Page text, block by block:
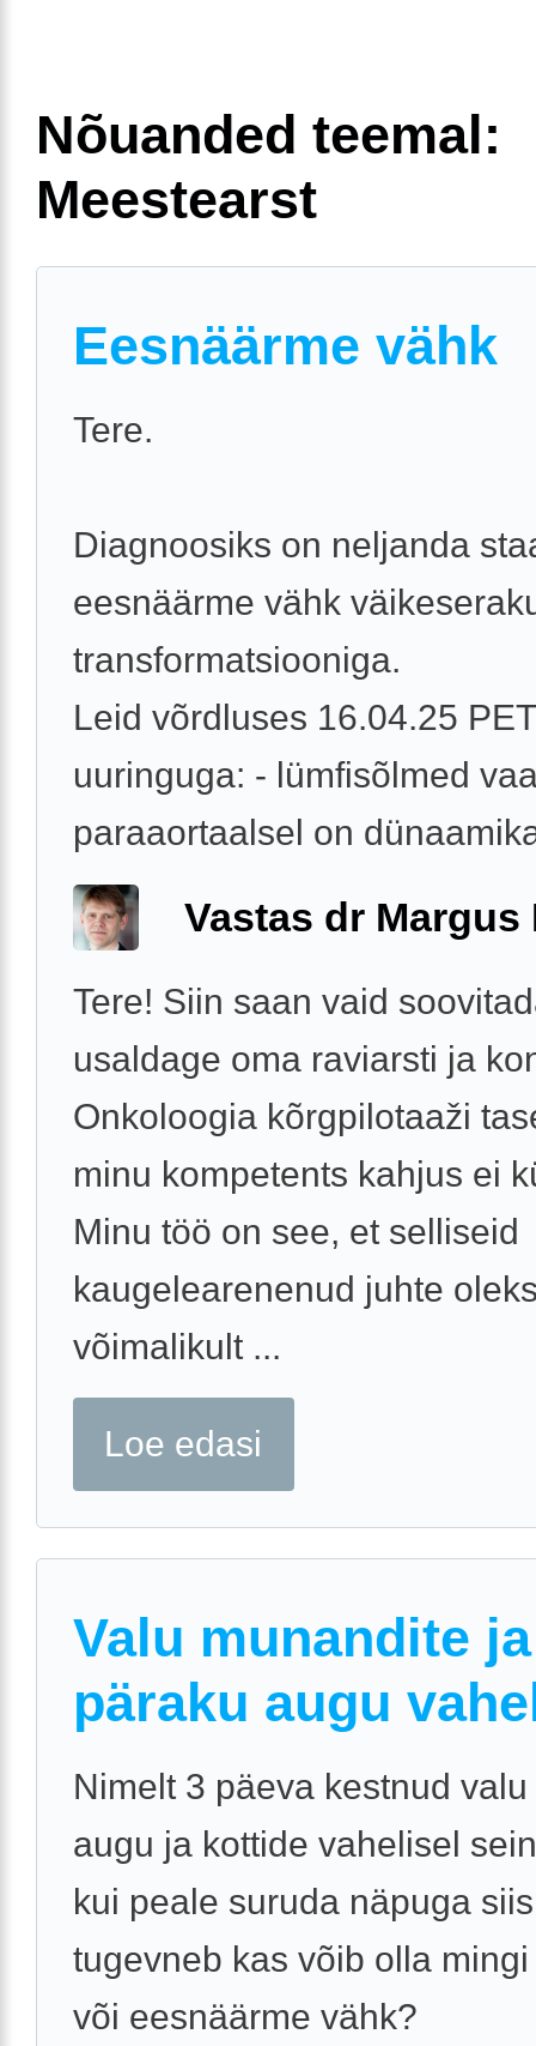
Nõuanded teemal:
Meestearst
Eesnäärme vähk
Tere.
Diagnoosiks on neljanda
eesnäärme vähk
transformatsiooniga.
Leid võrdluses 16.04.25
uuringuga: - lümfisõlmed
paraaortaalsel on
Vastas dr Margus
Tere! Siin saan vaid
usaldage oma raviarsti ja
Onkoloogia kõrgpilotaaži
minu kompetents kahjus ei
Minu töö on see, et selliseid
kaugelearenenud juhte
võimalikult ...
Loe edasi
Valu munandite ja
päraku augu
Nimelt 3 päeva kestnud
augu ja kottide vahelisel
kui peale suruda näpuga
tugevneb kas võib olla
või eesnäärme vähk?